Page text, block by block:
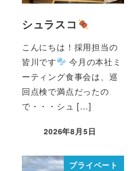
シュラスコ
こんにちは！採用担当の
皆川です
今月の本社ミ
ーティング食事会は、巡
回点検で満点だったの
で・・・シュ […]
2026年8月5日
プライベート